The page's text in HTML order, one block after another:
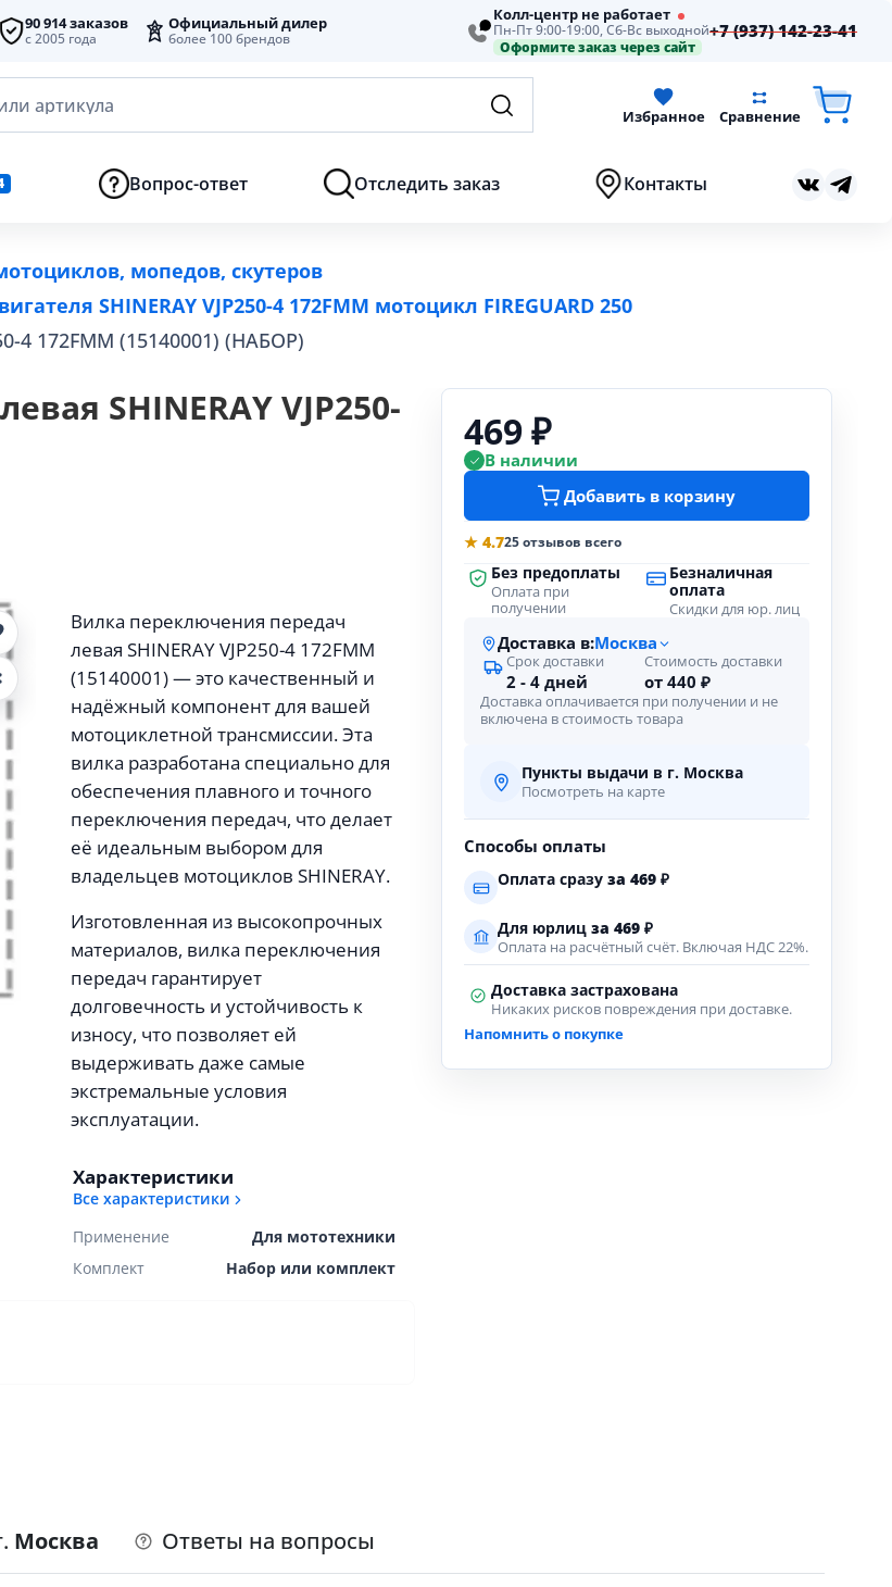
90 914 заказов
с 2005 года
Официальный дилер
более 100 брендов
Колл-центр не работает
Пн-Пт 9:00-19:00, Сб-Вс выходной
Оформите заказ через сайт
+7 (937) 142-23-41
артикула Избранное Сравнение
Вопрос-ответ Отследить заказ Контакты
мопедов, скутеров
SHINERAY VJP250-4 172FMM мотоцикл FIREGUARD 250
4 172FMM (15140001) (НАБОР)
SHINERAY VJP250-
Вилка переключения передач
левая SHINERAY VJP250-4 172FMM
(15140001) — это качественный и
надёжный компонент для вашей
мотоциклетной трансмиссии. Эта
вилка разработана специально для
обеспечения плавного и точного
переключения передач, что делает
её идеальным выбором для
владельцев мотоциклов SHINERAY.
Изготовленная из высокопрочных
материалов, вилка переключения
передач гарантирует
долговечность и устойчивость к
износу, что позволяет ей
выдерживать даже самые
экстремальные условия
эксплуатации.
Характеристики
Все характеристики
Применение
Для мототехники
Комплект
Набор или комплект
469 ₽
В наличии
Добавить в корзину
★ 4.725 отзывов всего
Без предоплаты
Оплата при
получении
Безналичная
оплата
Скидки для юр. лиц
Доставка в:Москва
Срок доставки
2 - 4 дней
Стоимость доставки
от 440 ₽
Доставка оплачивается при получении и не
включена в стоимость товара
Пункты выдачи в г. Москва
Посмотреть на карте
Способы оплаты
Оплата сразу за 469 ₽
Для юрлиц за 469 ₽
Оплата на расчётный счёт. Включая НДС 22%.
Доставка застрахована
Никаких рисков повреждения при доставке.
Напомнить о покупке
Москва Ответы на вопросы